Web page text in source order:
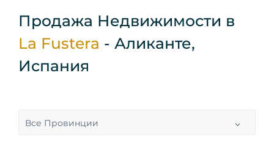
Продажа Недвижимости в
La Fustera - Аликанте,
Испания
Все Провинции